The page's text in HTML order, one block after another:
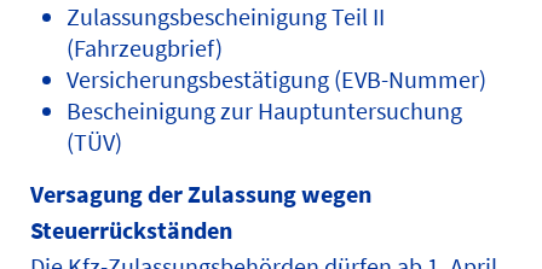
Zulassungsbescheinigung Teil II
(Fahrzeugbrief)
Versicherungsbestätigung (EVB-Nummer)
Bescheinigung zur Hauptuntersuchung
(TÜV)
Versagung der Zulassung wegen
Steuerrückständen